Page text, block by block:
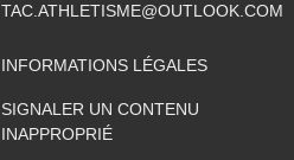
TAC.ATHLETISME@OUTLOOK.COM
INFORMATIONS LÉGALES
SIGNALER UN CONTENU
INAPPROPRIÉ